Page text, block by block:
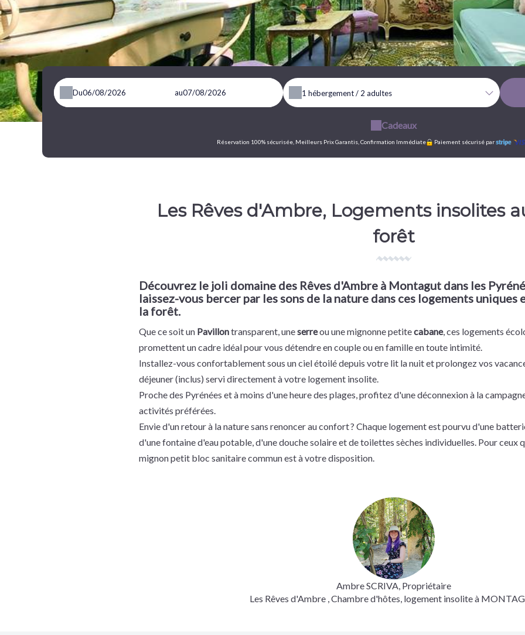
Du au 1 hébergement / 2 adultes
Cadeaux
Réservation 100% sécurisée, Meilleurs Prix Garantis, Confirmation Immédiate Paiement sécurisé par
Les Rêves d'Ambre, Logements insolites
forêt
Découvrez le joli domaine des Rêves d'Ambre à Montagut dans les
laissez-vous bercer par les sons de la nature dans ces logements uniques
la forêt.
Que ce soit un Pavillontransparent, uneserreou une mignonne petitecabane, ces logements
promettent un cadre idéal pour vous détendre en couple ou en famille en toute intimité.
Installez-vous confortablement sous un ciel étoilé depuis votre lit la nuit et prolongez vos
déjeuner (inclus) servi directement à votre logement insolite.
Proche des Pyrénées et à moins d'une heure des plages, profitez d'une déconnexion à la
activités préférées.
Envie d'un retour à la nature sans renoncer au confort ? Chaque logement est pourvu d'une
d'une fontaine d'eau potable, d'une douche solaire et de toilettes sèches individuelles. Pour ceux
mignon petit bloc sanitaire commun est à votre disposition.
Ambre SCRIVA, Propriétaire
Les Rêves d'Ambre , Chambre d'hôtes, logement insolite à